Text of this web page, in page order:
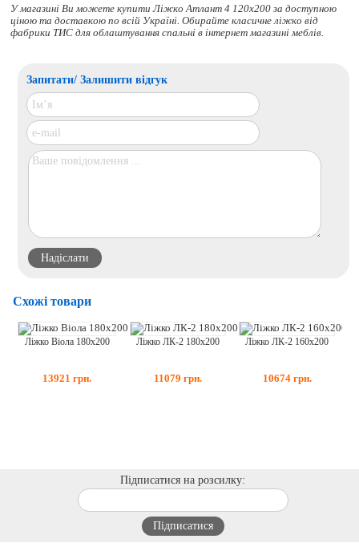
У магазині Ви можете купити Ліжко Атлант 4 120х200 за доступною
ціною та доставкою по всій Україні. Обирайте класичне ліжковід
фабрики ТИС для облаштування спальні в інтернет магазині меблів.
Запитати/ Залишити відгук
Схожі товари
Ліжко Віола 180х200
13921 грн.
Ліжко ЛК-2 180х200
11079 грн.
Ліжко ЛК-2 160х200
10674 грн.
Підписатися на розсилку: